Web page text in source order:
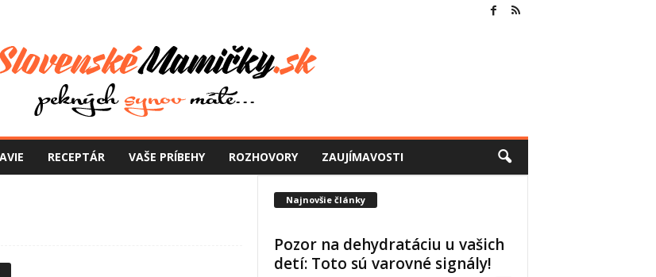
RECEPTÁR VAŠE PRÍBEHY ROZHOVORY ZAUJÍMAVOSTI
Najnovšie články
Pozor na dehydratáciu u vašich
detí: Toto sú varovné signály!